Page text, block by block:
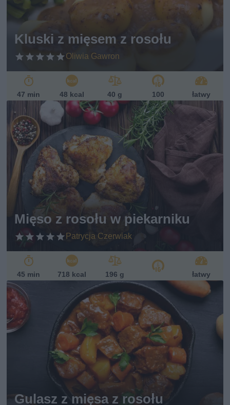
Kluski z mięsem z rosołu
Oliwia Gawron
47 min 48 kcal 40 g 100 łatwy
Mięso z rosołu w piekarniku
Patrycja Czerwiak
45 min 718 kcal 196 g łatwy
Gulasz z mięsa z rosołu